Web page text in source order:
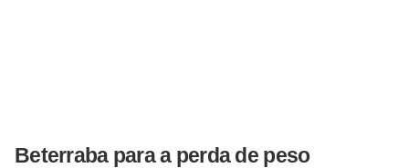
Beterraba para a perda de peso